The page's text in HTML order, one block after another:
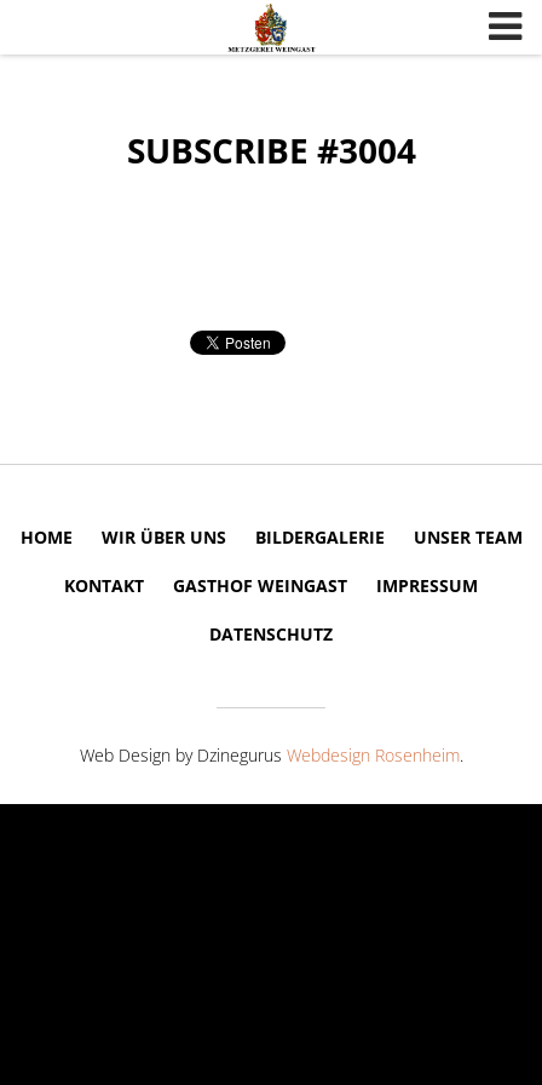
SUBSCRIBE #3004
HOME WIR ÜBER UNS BILDERGALERIE UNSER TEAM
KONTAKT GASTHOF WEINGAST IMPRESSUM
DATENSCHUTZ
Web Design by Dzinegurus Webdesign Rosenheim.